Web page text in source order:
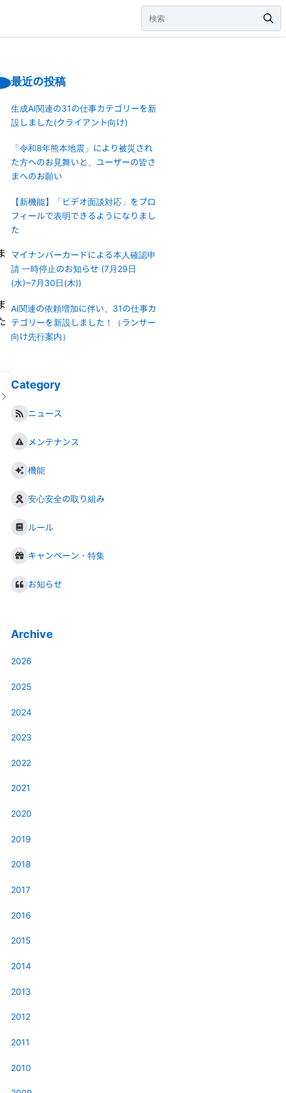
最近の投稿
生成AI関連の31の仕事カテゴリーを新
設しました(クライアント向け)
「令和8年熊本地震」により被災され
た方へのお見舞いと、ユーザーの皆さ
まへのお願い
【新機能】「ビデオ面談対応」をプロ
フィールで表明できるようになりまし
た
マイナンバーカードによる本人確認申
請 一時停止のお知らせ (7月29日
(水)~7月30日(木))
AI関連の依頼増加に伴い、31の仕事カ
テゴリーを新設しました！（ランサー
向け先行案内）
Category
ニュース
メンテナンス
機能
安心安全の取り組み
ルール
キャンペーン・特集
お知らせ
Archive
2026
2025
2024
2023
2022
2021
2020
2019
2018
2017
2016
2015
2014
2013
2012
2011
2010